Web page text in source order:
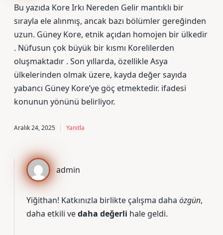
Bu yazıda Kore Irkı Nereden Gelir mantıklı bir
sırayla ele alınmış, ancak bazı bölümler gereğinden
uzun. Güney Kore, etnik açıdan homojen bir ülkedir
. Nüfusun çok büyük bir kısmı Korelilerden
oluşmaktadır . Son yıllarda, özellikle Asya
ülkelerinden olmak üzere, kayda değer sayıda
yabancı Güney Kore’ye göç etmektedir. ifadesi
konunun yönünü belirliyor.
Aralık 24, 2025 Yanıtla
admin
Yiğithan! Katkınızla birlikte çalışma daha özgün,
daha etkili vedaha değerli hale geldi.